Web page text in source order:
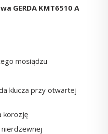
GERDA KMT6510 A
mosiądzu
klucza przy otwartej
korozję